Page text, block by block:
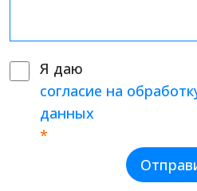
Я даю
согласие на
данных
*